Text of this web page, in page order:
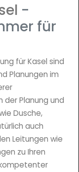
-
für
für Kasel sind
Planungen im
Planung und
Dusche,
auch
Leitungen wie
zu Ihren